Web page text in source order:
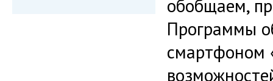
обобщаем,
Программы
смартфоном